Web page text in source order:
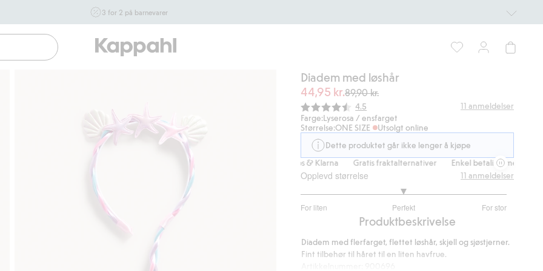
3 for 2 på barnevarer
inngår i tilbudet tom. 17/8 i butikk & online for deg som er
eller blir medlem. Kan ikke kombineres med andre tilbud
eller rabatter.
Diadem med løshår
44,95 kr.89,90 kr.
Gjennomsnittskarakter:
4.5 11 anmeldelser
Farge:Lyserosa / ensfarget
Størrelse:ONE SIZE
Utsolgt online
Dette produktet går ikke lenger å kjøpe
Enkel betaling med Vipps & Klarna Gratis fraktalternativer Enkel betaling med Vipps
Opplevd størrelse
For liten Perfekt For stor
av
8
stemmer
11 anmeldelser
Produktbeskrivelse
Diadem med flerfarget, flettet løshår, skjell og sjøstjerner.
Fint tilbehør til håret til en liten havfrue.